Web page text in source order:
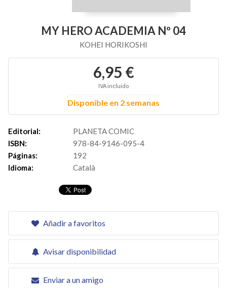
MY HERO ACADEMIA Nº 04
KOHEI HORIKOSHI
6,95 €
IVA incluido
Disponible en 2 semanas
Editorial:
PLANETA COMIC
ISBN:
978-84-9146-095-4
Páginas:
192
Idioma:
Català
Añadir a favoritos
Avisar disponibilidad
Enviar a un amigo